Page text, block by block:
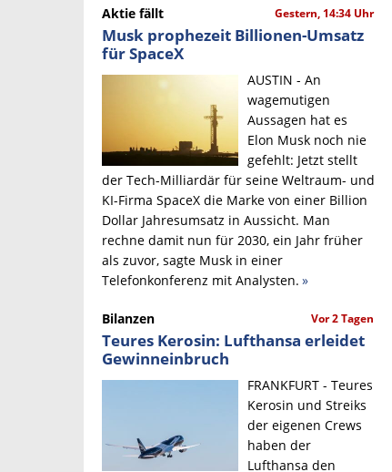
Gestern, 14:34 Uhr
Aktie fällt
Musk prophezeit Billionen-Umsatz
für SpaceX
AUSTIN - An
wagemutigen
Aussagen hat es
Elon Musk noch nie
gefehlt: Jetzt stellt
der Tech-Milliardär für seine Weltraum- und
KI-Firma SpaceX die Marke von einer Billion
Dollar Jahresumsatz in Aussicht. Man
rechne damit nun für 2030, ein Jahr früher
als zuvor, sagte Musk in einer
Telefonkonferenz mit Analysten. »
Vor 2 Tagen
Bilanzen
Teures Kerosin: Lufthansa erleidet
Gewinneinbruch
FRANKFURT - Teures
Kerosin und Streiks
der eigenen Crews
haben der
Lufthansa den